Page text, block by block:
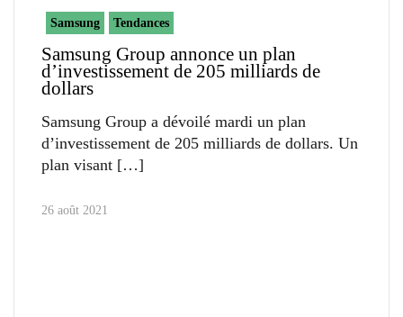
Samsung Tendances
Samsung Group annonce un plan
d’investissement de 205 milliards de
dollars
Samsung Group a dévoilé mardi un plan
d’investissement de 205 milliards de dollars. Un
plan visant
26 août 2021